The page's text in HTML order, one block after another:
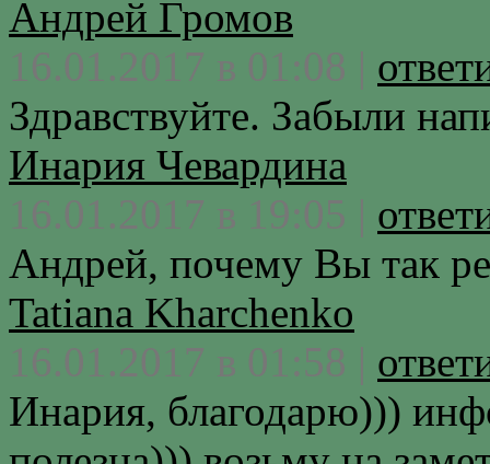
Андрей Громов
16.01.2017 в 01:08 |
Здравствуйте. Забыли
Инария Чевардина
16.01.2017 в 19:05 |
Андрей, почему Вы так
Tatiana Kharchenko
16.01.2017 в 01:58 |
Инария, благодарю)))